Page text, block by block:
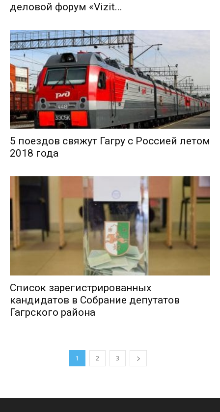
деловой форум «Vizit...
5 поездов свяжут Гагру с Россией летом
2018 года
Список зарегистрированных
кандидатов в Собрание депутатов
Гагрского района
1 2 3